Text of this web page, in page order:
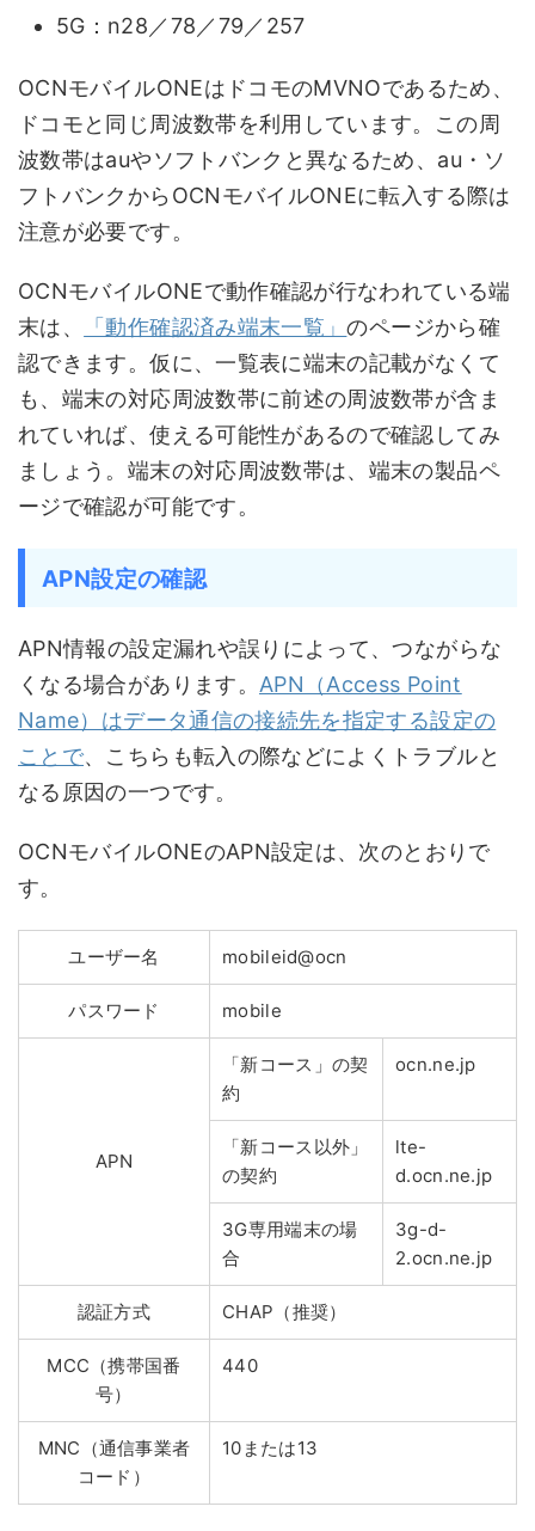
5G：n28／78／79／257
OCNモバイルONEはドコモのMVNOであるため、
ドコモと同じ周波数帯を利用しています。この周
波数帯はauやソフトバンクと異なるため、au・ソ
フトバンクからOCNモバイルONEに転入する際は
注意が必要です。
OCNモバイルONEで動作確認が行なわれている端
末は、
「動作確認済み端末一覧」のページから確
認できます。仮に、一覧表に端末の記載がなくて
も、端末の対応周波数帯に前述の周波数帯が含ま
れていれば、使える可能性があるので確認してみ
ましょう。端末の対応周波数帯は、端末の製品ペ
ージで確認が可能です。
APN設定の確認
APN情報の設定漏れや誤りによって、つながらな
くなる場合があります。 APN（Access Point
Name）はデータ通信の接続先を指定する設定の
ことで、こちらも転入の際などによくトラブルと
なる原因の一つです。
OCNモバイルONEのAPN設定は、次のとおりで
す。
ユーザー名 mobileid@ocn
パスワード mobile
APN
「新コース」の契
約
ocn.ne.jp
「新コース以外」
の契約
lte-
d.ocn.ne.jp
3G専用端末の場
合
3g-d-
2.ocn.ne.jp
認証方式 CHAP（推奨）
MCC（携帯国番
号）
440
MNC（通信事業者
コード）
10または13